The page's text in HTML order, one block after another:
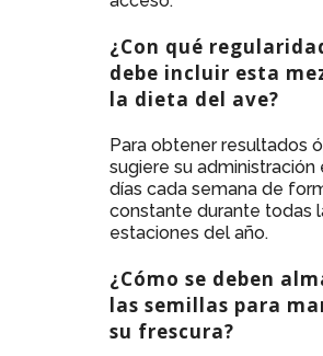
¿Con qué
debe incluir esta
la dieta del ave?
Para obtener resultados
sugiere su administración
días cada semana de
constante durante todas
estaciones del año.
¿Cómo se deben
las semillas para
su frescura?